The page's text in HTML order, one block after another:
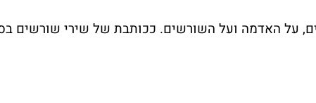
על האדמה ועל השורשים. ככותבת של שירי שורשים